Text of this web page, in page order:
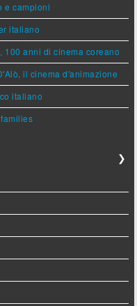
e campioni
italiano
100 anni di cinema coreano
il cinema d'animazione
italiano
❯